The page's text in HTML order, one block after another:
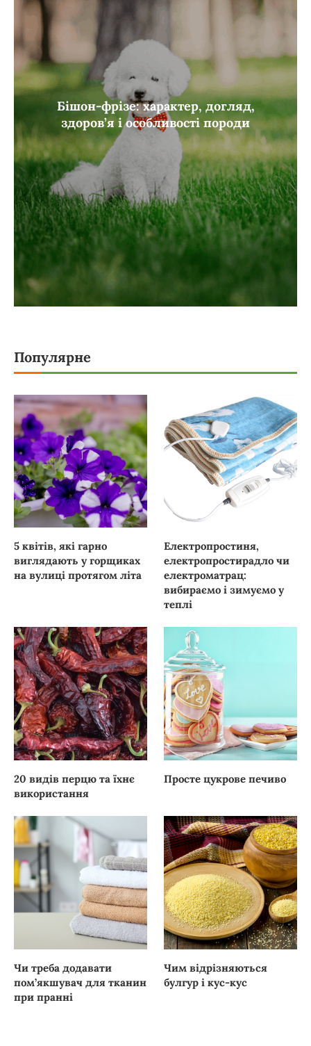
Бішон-фрізе: характер, догляд,
здоров’я і особливості породи
Популярне
5 квітів, які гарно
виглядають у горщиках
на вулиці протягом літа
Електропростиня,
електропростирадло чи
електроматрац:
вибираємо і зимуємо у
теплі
20 видів перцю та їхнє
використання
Просте цукрове печиво
Чи треба додавати
пом’якшувач для тканин
при пранні
Чим відрізняються
булгур і кус-кус